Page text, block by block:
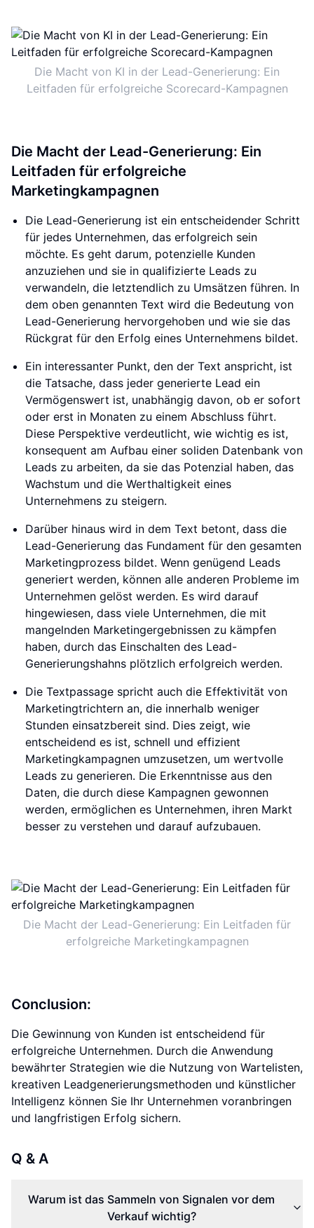
Die Macht von KI in der Lead-Generierung: Ein
Leitfaden für erfolgreiche Scorecard-Kampagnen
Die Macht der Lead-Generierung: Ein
Leitfaden für erfolgreiche
Marketingkampagnen
Die Lead-Generierung ist ein entscheidender Schritt
für jedes Unternehmen, das erfolgreich sein
möchte. Es geht darum, potenzielle Kunden
anzuziehen und sie in qualifizierte Leads zu
verwandeln, die letztendlich zu Umsätzen führen. In
dem oben genannten Text wird die Bedeutung von
Lead-Generierung hervorgehoben und wie sie das
Rückgrat für den Erfolg eines Unternehmens bildet.
Ein interessanter Punkt, den der Text anspricht, ist
die Tatsache, dass jeder generierte Lead ein
Vermögenswert ist, unabhängig davon, ob er sofort
oder erst in Monaten zu einem Abschluss führt.
Diese Perspektive verdeutlicht, wie wichtig es ist,
konsequent am Aufbau einer soliden Datenbank von
Leads zu arbeiten, da sie das Potenzial haben, das
Wachstum und die Werthaltigkeit eines
Unternehmens zu steigern.
Darüber hinaus wird in dem Text betont, dass die
Lead-Generierung das Fundament für den gesamten
Marketingprozess bildet. Wenn genügend Leads
generiert werden, können alle anderen Probleme im
Unternehmen gelöst werden. Es wird darauf
hingewiesen, dass viele Unternehmen, die mit
mangelnden Marketingergebnissen zu kämpfen
haben, durch das Einschalten des Lead-
Generierungshahns plötzlich erfolgreich werden.
Die Textpassage spricht auch die Effektivität von
Marketingtrichtern an, die innerhalb weniger
Stunden einsatzbereit sind. Dies zeigt, wie
entscheidend es ist, schnell und effizient
Marketingkampagnen umzusetzen, um wertvolle
Leads zu generieren. Die Erkenntnisse aus den
Daten, die durch diese Kampagnen gewonnen
werden, ermöglichen es Unternehmen, ihren Markt
besser zu verstehen und darauf aufzubauen.
Die Macht der Lead-Generierung: Ein Leitfaden für
erfolgreiche Marketingkampagnen
Conclusion:
Die Gewinnung von Kunden ist entscheidend für
erfolgreiche Unternehmen. Durch die Anwendung
bewährter Strategien wie die Nutzung von Wartelisten,
kreativen Leadgenerierungsmethoden und künstlicher
Intelligenz können Sie Ihr Unternehmen voranbringen
und langfristigen Erfolg sichern.
Q & A
Warum ist das Sammeln von Signalen vor dem
Verkauf wichtig?